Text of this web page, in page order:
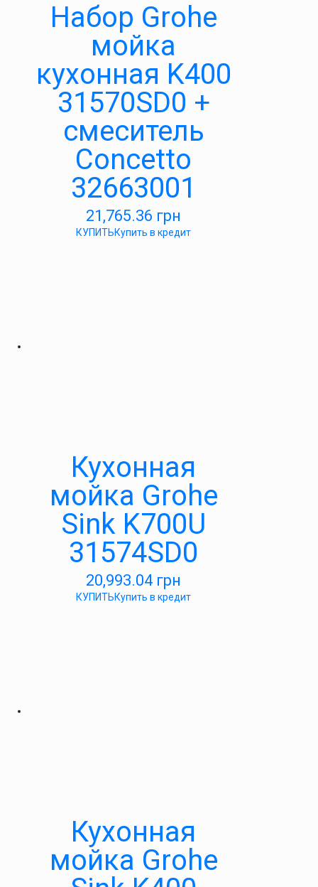
Набор Grohe
мойка
кухонная K400
31570SD0 +
смеситель
Concetto
32663001
21,765.36 грн
КУПИТЬКупить в кредит
Кухонная
мойка Grohe
Sink K700U
31574SD0
20,993.04 грн
КУПИТЬКупить в кредит
Кухонная
мойка Grohe